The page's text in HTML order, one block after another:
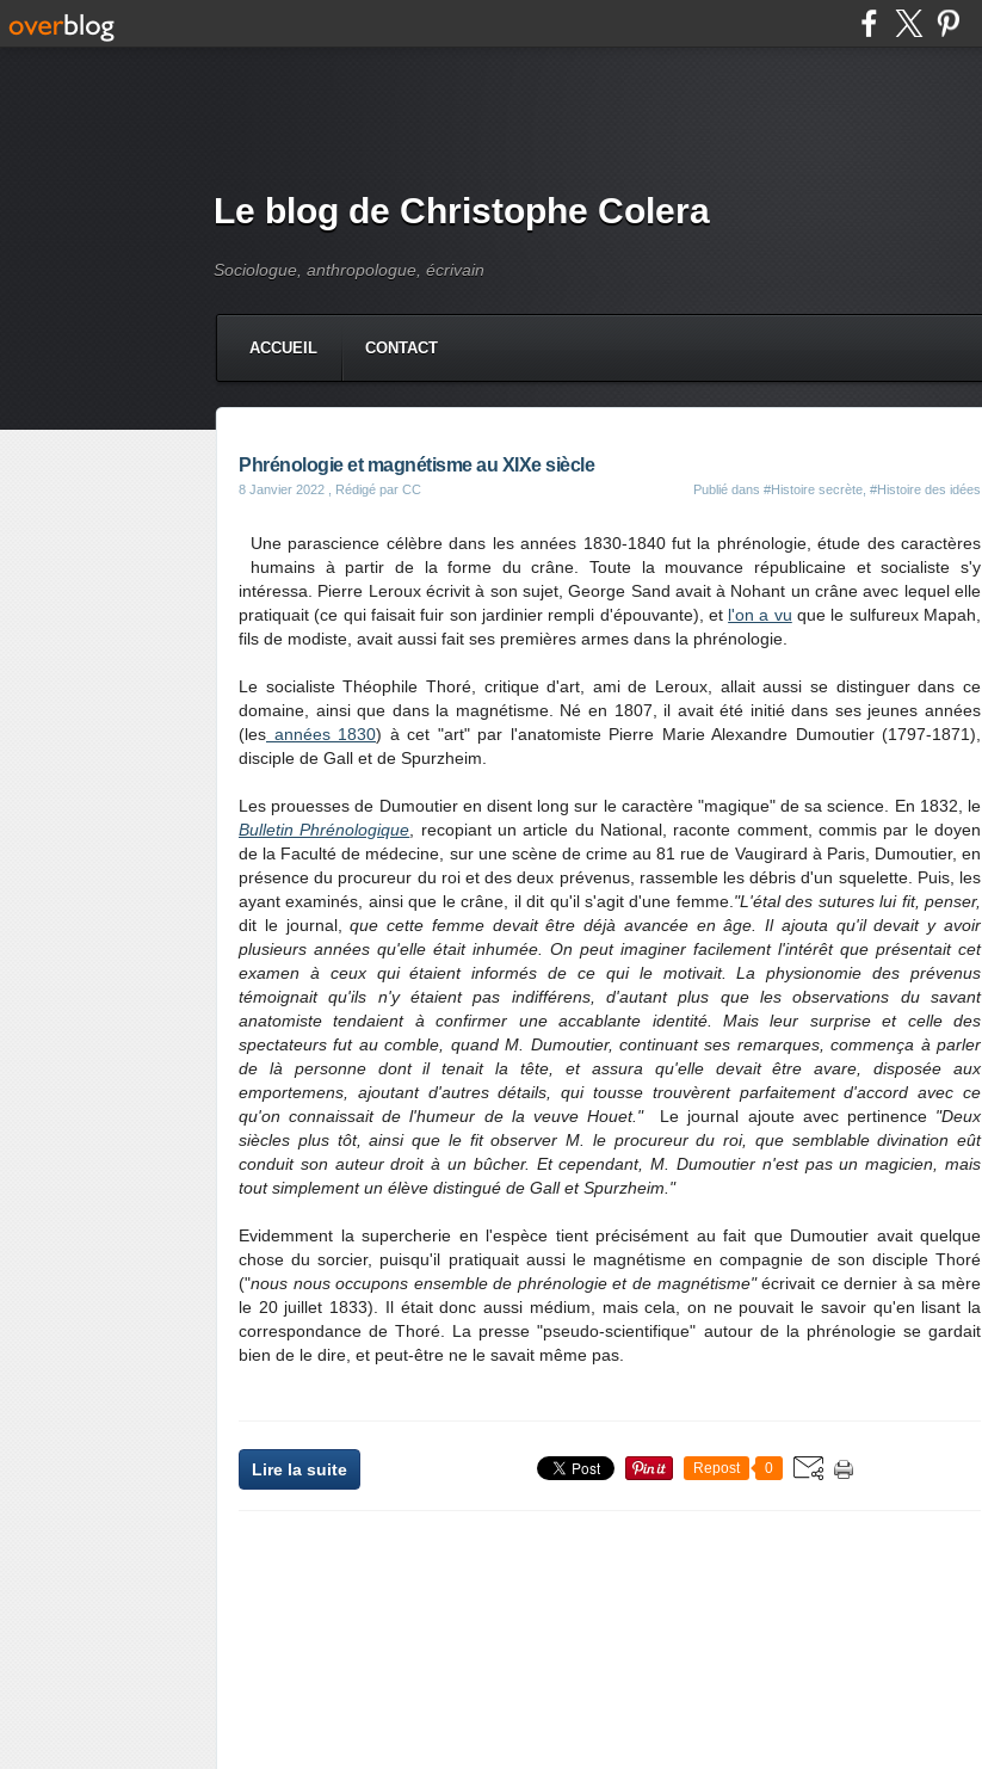
Le blog de Christophe Colera
Sociologue, anthropologue, écrivain
ACCUEIL CONTACT
Phrénologie et magnétisme au XIXe siècle
8 Janvier 2022 , Rédigé par CC Publié dans #Histoire secrète #Histoire des idées
Une parascience célèbre dans les années 1830-1840 fut la phrénologie, étude des caractères
humains à partir de la forme du crâne. Toute la mouvance républicaine et socialiste s'y
intéressa. Pierre Leroux écrivit à son sujet, George Sand avait à Nohant un crâne avec lequel elle
pratiquait (ce qui faisait fuir son jardinier rempli d'épouvante), et l'on a vu que le sulfureux Mapah,
fils de modiste, avait aussi fait ses premières armes dans la phrénologie.
Le socialiste Théophile Thoré, critique d'art, ami de Leroux, allait aussi se distinguer dans ce
domaine, ainsi que dans la magnétisme. Né en 1807, il avait été initié dans ses jeunes années
(les années 1830) à cet "art" par l'anatomiste Pierre Marie Alexandre Dumoutier (1797-1871),
disciple de Gall et de Spurzheim.
Les prouesses de Dumoutier en disent long sur le caractère "magique" de sa science. En 1832, le
Bulletin Phrénologique , recopiant un article du National, raconte comment, commis par le doyen
de la Faculté de médecine, sur une scène de crime au 81 rue de Vaugirard à Paris, Dumoutier, en
présence du procureur du roi et des deux prévenus, rassemble les débris d'un squelette. Puis, les
ayant examinés, ainsi que le crâne, il dit qu'il s'agit d'une femme. "L'étal des sutures lui fit, penser,
dit le journal,que cette femme devait être déjà avancée en âge. Il ajouta qu'il devait y avoir
plusieurs années qu'elle était inhumée. On peut imaginer facilement l'intérêt que présentait cet
examen à ceux qui étaient informés de ce qui le motivait. La physionomie des prévenus
témoignait qu'ils n'y étaient pas indifférens, d'autant plus que les observations du savant
anatomiste tendaient à confirmer une accablante identité. Mais leur surprise et celle des
spectateurs fut au comble, quand M. Dumoutier, continuant ses remarques, commença à parler
de là personne dont il tenait la tête, et assura qu'elle devait être avare, disposée aux
emportemens, ajoutant d'autres détails, qui tousse trouvèrent parfaitement d'accord avec ce
qu'on connaissait de l'humeur de la veuve Houet."
Le journal ajoute avec pertinence "Deux
siècles plus tôt, ainsi que le fit observer M. le procureur du roi, que semblable divination eût
conduit son auteur droit à un bûcher. Et cependant, M. Dumoutier n'est pas un magicien, mais
tout simplement un élève distingué de Gall et Spurzheim."
Evidemment la supercherie en l'espèce tient précisément au fait que Dumoutier avait quelque
chose du sorcier, puisqu'il pratiquait aussi le magnétisme en compagnie de son disciple Thoré
("nous nous occupons ensemble de phrénologie et de magnétisme"écrivait ce dernier à sa mère
le 20 juillet 1833). Il était donc aussi médium, mais cela, on ne pouvait le savoir qu'en lisant la
correspondance de Thoré. La presse "pseudo-scientifique" autour de la phrénologie se gardait
bien de le dire, et peut-être ne le savait même pas.
Lire la suite Repost 0